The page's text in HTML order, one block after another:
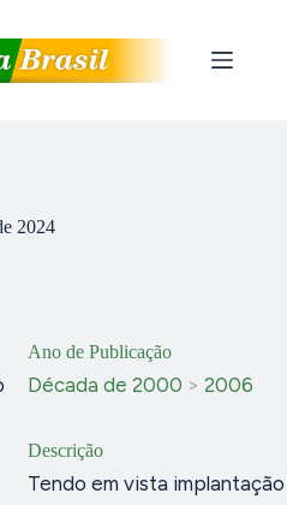
2024
Ano de Publicação
Década de 2000 > 2006
Descrição
Tendo em vista implantação